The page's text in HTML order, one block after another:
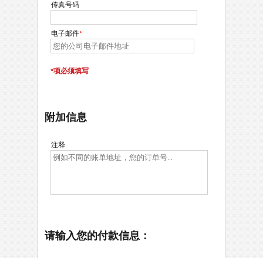
传真号码
电子邮件*
*项必须填写
附加信息
注释
请输入您的付款信息：